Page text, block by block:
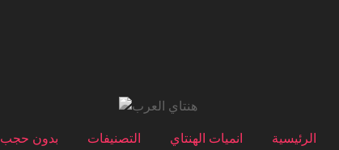
الرئيسية انميات الهنتاي التصنيفات بدون حجب